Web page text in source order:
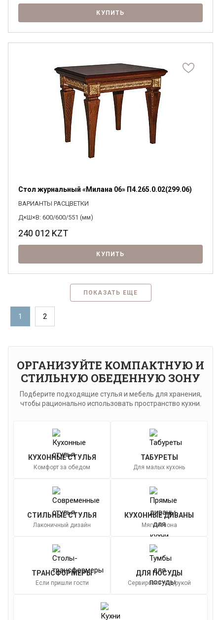
КУПИТЬ
Стол журнальный «Милана 06» П4.265.0.02(299.06)
ВАРИАНТЫ РАСЦВЕТКИ
Д×Ш×В: 600/600/551 (мм)
240 012 KZT
КУПИТЬ
ПОКАЗАТЬ ЕЩЕ
1 2
ОРГАНИЗУЙТЕ КОМПАКТНУЮ И
СТИЛЬНУЮ ОБЕДЕННУЮ ЗОНУ
Подберите подходящие стулья и мебель для хранения,
чтобы рационально использовать пространство кухни.
КУХОННЫЕ СТУЛЬЯ
Комфорт за обедом
ТАБУРЕТЫ
Для малых кухонь
СТИЛЬНЫЕ СТУЛЬЯ
Лаконичный дизайн
КУХОННЫЕ ДИВАНЫ
Мягкая зона
ТРАНСФОРМЕРЫ
Если пришли гости
ДЛЯ ПОСУДЫ
Сервировка под рукой